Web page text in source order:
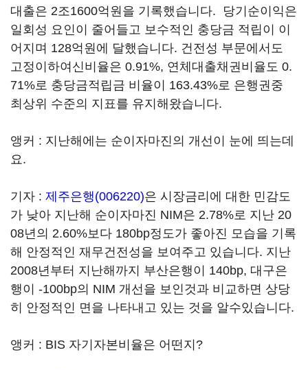
대출은 2조1600억원을 기록했습니다. 당기순이익은
일회성 요인이 줄어들고 보수적인 충당금 적립이 이
어지며 128억원에 달했습니다. 건전성 부문에서도
고정이하여신비율은 0.91%, 연체대출채권비율도 0.
71%로 충당금적립금 비율이 163.43%로 은행권중
최상위 수준의 지표를 유지해왔습니다.
앵커 : 지난해에는 순이자마진의 개선이 눈에 띄는데
요.
기자 : 제주은행(006220)은 시장금리에 대한 민감도
가 낮아 지난해 순이자마진 NIM은 2.78%로 지난 20
08년의 2.60%보다 180bp정도가 좋아진 모습을 기록
해 안정적인 재무건전성을 보여주고 있습니다. 지난
2008년부터 지난해까지 부산은행이 140bp, 대구은
행이 -100bp의 NIM 개선을 보인것과 비교하면 상당
히 안정적인 면을 나타내고 있는 것을 알수있습니다.
앵커 : BIS 자기자본비율은 어떤지?